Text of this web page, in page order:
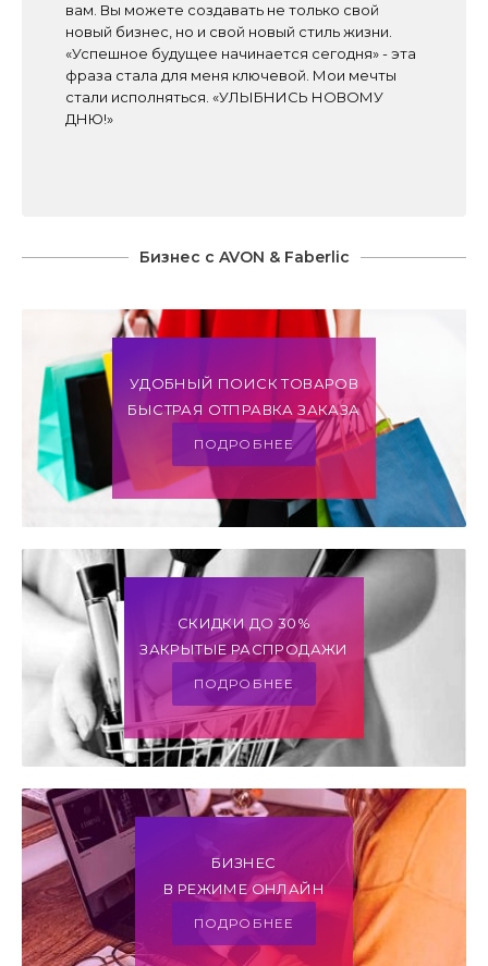
вам. Вы можете создавать не только свой
новый бизнес, но и свой новый стиль жизни.
«Успешное будущее начинается сегодня» - эта
фраза стала для меня ключевой. Мои мечты
стали исполняться. «УЛЫБНИСЬ НОВОМУ
ДНЮ!»
Бизнес с AVON & Faberlic
УДОБНЫЙ ПОИСК ТОВАРОВ
БЫСТРАЯ ОТПРАВКА ЗАКАЗА
ПОДРОБНЕЕ
СКИДКИ ДО 30%
ЗАКРЫТЫЕ РАСПРОДАЖИ
ПОДРОБНЕЕ
БИЗНЕС
В РЕЖИМЕ ОНЛАЙН
ПОДРОБНЕЕ